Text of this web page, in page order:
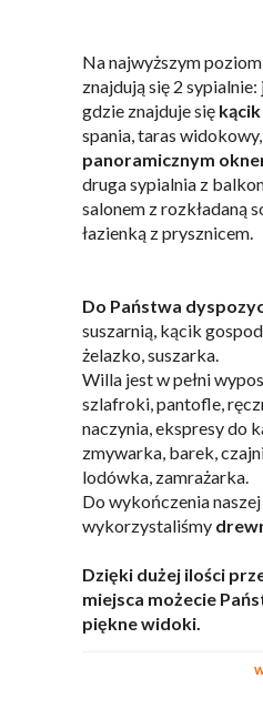
Na najwyższym
znajdują się 2
gdzie znajduje się
spania, taras widokowy,
panoramicznym
druga sypialnia z
salonem z rozkładaną
łazienką z prysznicem.
Do Państwa
suszarnią, kącik
żelazko, suszarka.
Willa jest w pełni
szlafroki, pantofle,
naczynia, ekspresy do
zmywarka, barek,
lodówka, zamrażarka.
Do wykończenia
wykorzystaliśmy
Dzięki dużej ilości
miejsca możecie
piękne widoki.